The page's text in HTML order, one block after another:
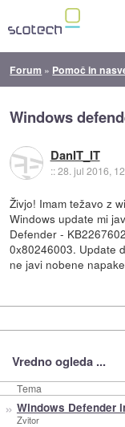
Forum » Pomoč in
Windows
DanIT_IT
::28. jul 2016,
Živjo! Imam težavo z
Windows update mi
Defender -
0x80246003. Update
ne javi nobene
Vredno ogleda ...
Tema
» Windows Defender
Zvitor